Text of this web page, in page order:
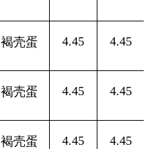
褐壳蛋 4.45 4.45
褐壳蛋 4.45 4.45
褐壳蛋 4.45 4.45